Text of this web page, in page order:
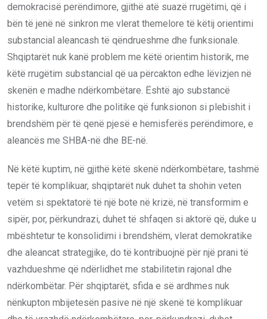
demokracisë perëndimore, gjithë atë suazë rrugëtimi, që i
bën të jenë në sinkron me vlerat themelore të këtij orientimi
substancial aleancash të qëndrueshme dhe funksionale.
Shqiptarët nuk kanë problem me këtë orientim historik, me
këtë rrugëtim substancial që ua përcakton edhe lëvizjen në
skenën e madhe ndërkombëtare. Është ajo substancë
historike, kulturore dhe politike që funksionon si plebishit i
brendshëm për të qenë pjesë e hemisferës perëndimore, e
aleancës me SHBA-në dhe BE-në.
Në këtë kuptim, në gjithë këtë skenë ndërkombëtare, tashmë
tepër të komplikuar, shqiptarët nuk duhet ta shohin veten
vetëm si spektatorë të një bote në krizë, në transformim e
sipër, por, përkundrazi, duhet të shfaqen si aktorë që, duke u
mbështetur te konsolidimi i brendshëm, vlerat demokratike
dhe aleancat strategjike, do të kontribuojnë për një prani të
vazhdueshme që ndërlidhet me stabilitetin rajonal dhe
ndërkombëtar. Për shqiptarët, sfida e së ardhmes nuk
nënkupton mbijetesën pasive në një skenë të komplikuar